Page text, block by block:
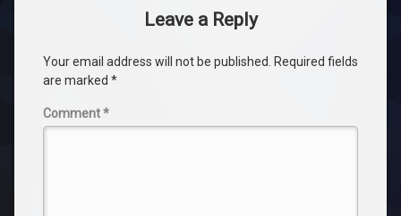
Leave a Reply
Your email address will not be published.
Required fields
are marked *
Comment*